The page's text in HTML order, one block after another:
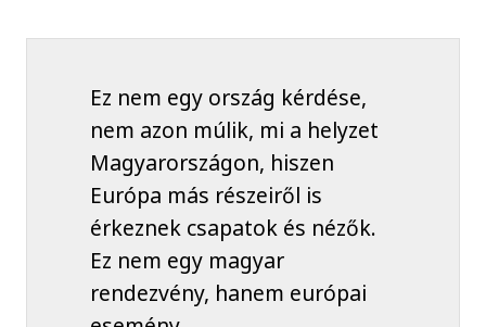
Ez nem egy ország kérdése,
nem azon múlik, mi a helyzet
Magyarországon, hiszen
Európa más részeiről is
érkeznek csapatok és nézők.
Ez nem egy magyar
rendezvény, hanem európai